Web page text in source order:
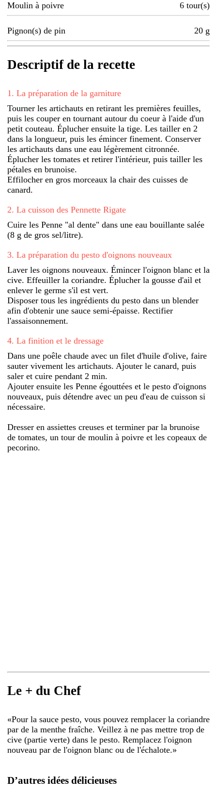
Moulin à poivre 6 tour(s)
Pignon(s) de pin 20 g
Descriptif de la recette
1 . La préparation de la garniture
Tourner les artichauts en retirant les premières feuilles,
puis les couper en tournant autour du coeur à l'aide d'un
petit couteau. Éplucher ensuite la tige. Les tailler en 2
dans la longueur, puis les émincer finement. Conserver
les artichauts dans une eau légèrement citronnée.
Éplucher les tomates et retirer l'intérieur, puis tailler les
pétales en brunoise.
Effilocher en gros morceaux la chair des cuisses de
canard.
2. La cuisson des Pennette Rigate
Cuire les Penne "al dente" dans une eau bouillante salée
(8 g de gros sel/litre).
3. La préparation du pesto d'oignons nouveaux
Laver les oignons nouveaux. Émincer l'oignon blanc et la
cive. Effeuiller la coriandre. Éplucher la gousse d'ail et
enlever le germe s'il est vert.
Disposer tous les ingrédients du pesto dans un blender
afin d'obtenir une sauce semi-épaisse. Rectifier
l'assaisonnement.
4. La finition et le dressage
Dans une poêle chaude avec un filet d'huile d'olive, faire
sauter vivement les artichauts. Ajouter le canard, puis
saler et cuire pendant 2 min.
Ajouter ensuite les Penne égouttées et le pesto d'oignons
nouveaux, puis détendre avec un peu d'eau de cuisson si
nécessaire.
Dresser en assiettes creuses et terminer par la brunoise
de tomates, un tour de moulin à poivre et les copeaux de
pecorino.
Le + du Chef
«Pour la sauce pesto, vous pouvez remplacer la coriandre
par de la menthe fraîche. Veillez à ne pas mettre trop de
cive (partie verte) dans le pesto. Remplacez l'oignon
nouveau par de l'oignon blanc ou de l'échalote.»
D’autres idées délicieuses